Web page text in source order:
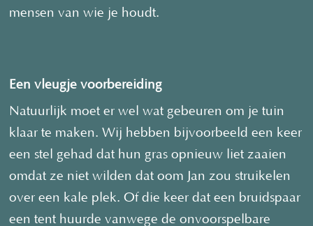
mensen van wie je houdt.
Een vleugje voorbereiding
Natuurlijk moet er wel wat gebeuren om je tuin
klaar te maken. Wij hebben bijvoorbeeld een keer
een stel gehad dat hun gras opnieuw liet zaaien
omdat ze niet wilden dat oom Jan zou struikelen
over een kale plek. Of die keer dat een bruidspaar
een tent huurde vanwege de onvoorspelbare